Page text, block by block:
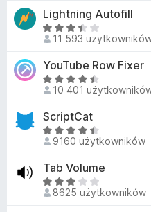
5
4
,
5
5
e
n
a
4
,
9
5
Lightning Autofill
O
c
e
n
a
3
,
3
5
11 593
YouTube Row Fixer
O
c
e
n
a
4
,
6
10 401
ScriptCat
O
c
e
n
a
9160 użytkowników
Tab Volume
O
c 8625 użytkowników